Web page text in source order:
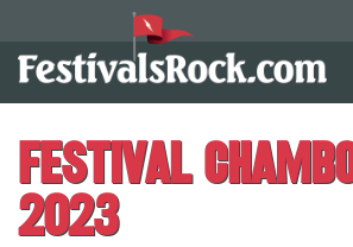
Festival
2023